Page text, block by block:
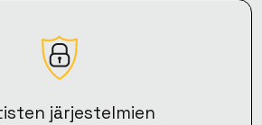
järjestelmien